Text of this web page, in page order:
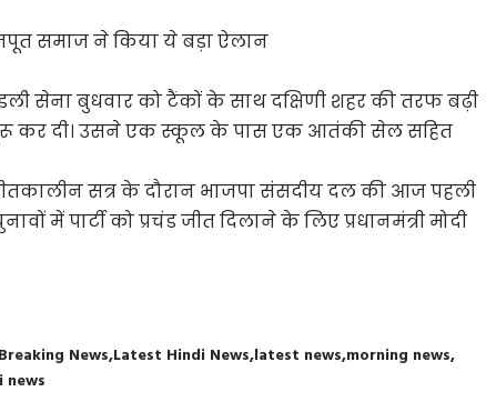
समाज ने किया ये बड़ा ऐलान
सेना बुधवार को टैंकों के साथ दक्षिणी शहर की तरफ बढ़ी
कर दी। उसने एक स्कूल के पास एक आतंकी सेल सहित
सत्र के दौरान भाजपा संसदीय दल की आज पहली
में पार्टी को प्रचंड जीत दिलाने के लिए प्रधानमंत्री मोदी
Breaking News Latest Hindi News latest news morning news